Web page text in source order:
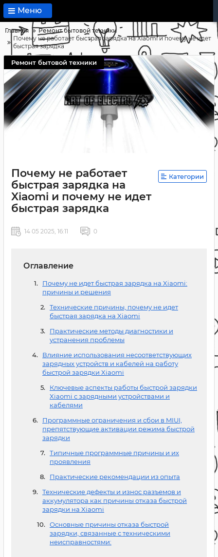
Меню
Главная
Ремонт бытовой техники
Почему не работает быстрая зарядка на Xiaomi и почему не идет
быстрая зарядка
Ремонт бытовой техники
Почему не работает
быстрая зарядка на
Xiaomi и почему не идет
быстрая зарядка
Категории
14 05 2025, 16:11 0
Оглавление
Почему не идет быстрая зарядка на Xiaomi:
причины и решения
Технические причины, почему не идет
быстрая зарядка на Xiaomi
Практические методы диагностики и
устранения проблемы
Влияние использования несоответствующих
зарядных устройств и кабелей на работу
быстрой зарядки Xiaomi
Ключевые аспекты работы быстрой зарядки
Xiaomi с зарядными устройствами и
кабелями
Программные ограничения и сбои в MIUI,
препятствующие активации режима быстрой
зарядки
Типичные программные причины и их
проявления
Практические рекомендации из опыта
Технические дефекты и износ разъемов и
аккумулятора как причины отказа быстрой
зарядки на Xiaomi
Основные причины отказа быстрой
зарядки, связанные с техническими
неисправностями: